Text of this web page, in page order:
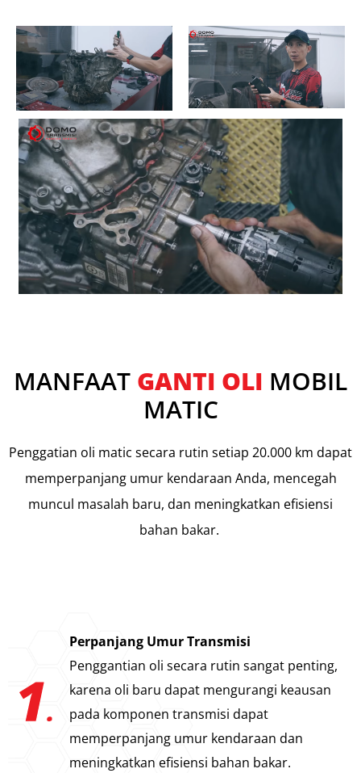
MANFAAT GANTI OLI MOBIL
MATIC
Penggatian oli matic secara rutin setiap 20.000 km dapat
memperpanjang umur kendaraan Anda, mencegah
muncul masalah baru, dan meningkatkan efisiensi
bahan bakar.
Perpanjang Umur Transmisi
Penggantian oli secara rutin sangat penting,
karena oli baru dapat mengurangi keausan
pada komponen transmisi dapat
memperpanjang umur kendaraan dan
meningkatkan efisiensi bahan bakar.